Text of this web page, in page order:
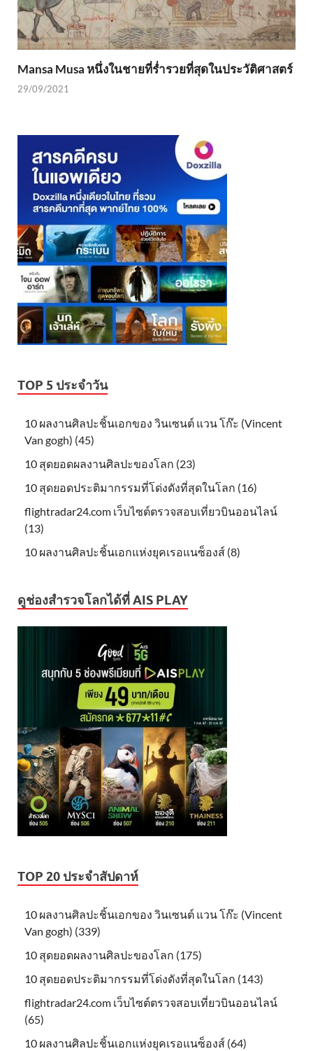
Mansa Musa หนึ่งในชายที่ร่ำรวยที่สุดในประวัติศาสตร์
29/09/2021
TOP 5 ประจำวัน
10 ผลงานศิลปะชิ้นเอกของ วินเซนต์ แวน โก๊ะ (Vincent
Van gogh) (45)
10 สุดยอดผลงานศิลปะของโลก (23)
10 สุดยอดประติมากรรมที่โด่งดังที่สุดในโลก (16)
flightradar24.com เว็บไซต์ตรวจสอบเที่ยวบินออนไลน์
(13)
10 ผลงานศิลปะชิ้นเอกแห่งยุคเรอแนซ็องส์ (8)
ดูช่องสำรวจโลกได้ที่ AIS PLAY
TOP 20 ประจำสัปดาห์
10 ผลงานศิลปะชิ้นเอกของ วินเซนต์ แวน โก๊ะ (Vincent
Van gogh) (339)
10 สุดยอดผลงานศิลปะของโลก (175)
10 สุดยอดประติมากรรมที่โด่งดังที่สุดในโลก (143)
flightradar24.com เว็บไซต์ตรวจสอบเที่ยวบินออนไลน์
(65)
10 ผลงานศิลปะชิ้นเอกแห่งยุคเรอแนซ็องส์ (64)